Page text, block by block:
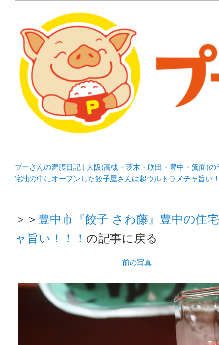
プーさんの満腹日記 |
豊中・箕面)のランチ＆
化してます。
プーさんの満腹日記 | 大阪(高槻・茨木・吹田・豊中・箕面)
宅地の中にオープンした餃子屋さんは超ウルトラメチャ旨い
＞＞ 豊中市『餃子 さわ藤』豊中の住
ャ旨い！！！ の記事に戻る
前の写真